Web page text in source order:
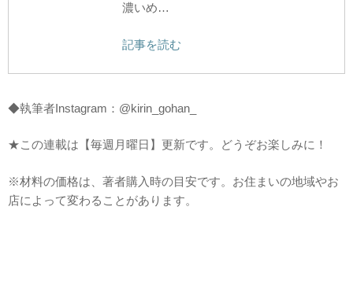
濃いめ…
記事を読む
◆執筆者Instagram：@kirin_gohan_
★この連載は【毎週月曜日】更新です。どうぞお楽しみに！
※材料の価格は、著者購入時の目安です。お住まいの地域やお
店によって変わることがあります。